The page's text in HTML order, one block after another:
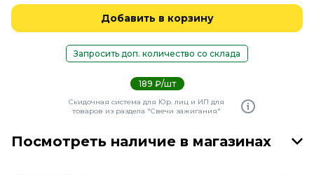
Добавить в корзину
Запросить доп. количество со склада
189 ₽/шт
Скидочная система для Юр. лиц и ИП для
товаров из раздела "Свечи зажигания"
Посмотреть наличие в магазинах